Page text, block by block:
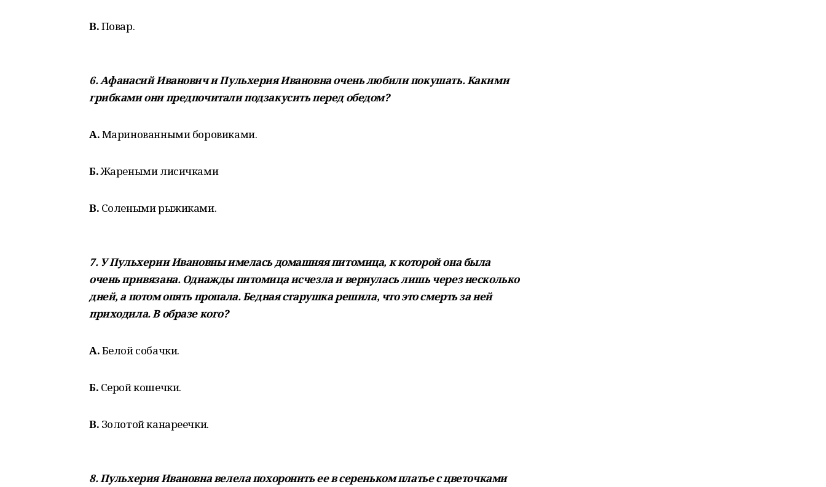
В.Повар.
6. Афанасий Иванович и Пульхерия Ивановна очень любили покушать. Какими
грибками они предпочитали подзакусить перед обедом?
А.Маринованными боровиками.
Б.Жареными лисичками
В. Солеными рыжиками.
7. У Пульхерии Ивановны имелась домашняя питомица, к которой она была
очень привязана. Однажды питомица исчезла и вернулась лишь через несколько
дней, а потом опять пропала. Бедная старушка решила, что это смерть за ней
приходила. В образе кого?
А.Белой собачки.
Б. Серой кошечки.
В. Золотой канареечки.
8. Пульхерия Ивановна велела похоронить ее в сереньком платье с цветочками